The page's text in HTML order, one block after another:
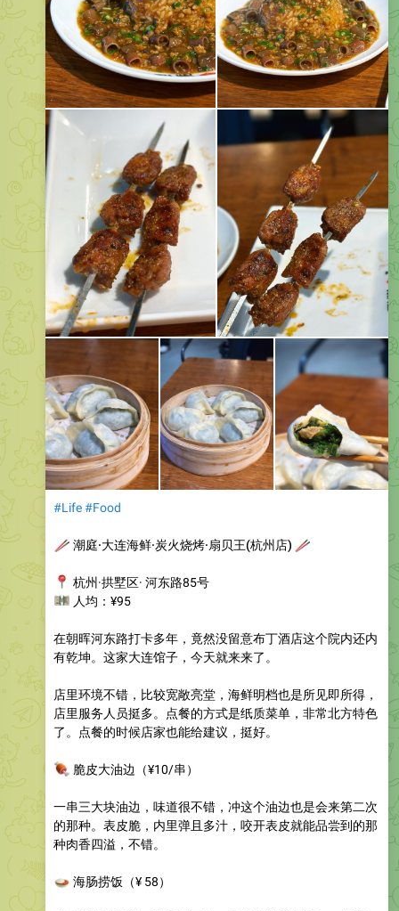
#Life#Food
潮庭·大连海鲜·炭火烧烤·扇贝王(杭州店)
🥢
杭州·拱墅区· 河东路85号
人均：¥95
在朝晖河东路打卡多年，竟然没留意布丁酒店这个院内还内
有乾坤。这家大连馆子，今天就来来了。
店里环境不错，比较宽敞亮堂，海鲜明档也是所见即所得，
店里服务人员挺多。点餐的方式是纸质菜单，非常北方特色
了。点餐的时候店家也能给建议，挺好。
脆皮大油边 （¥10/串）
一串三大块油边，味道很不错，冲这个油边也是会来第二次
的那种。表皮脆，内里弹且多汁，咬开表皮就能品尝到的那
种肉香四溢，不错。
海肠捞饭 （¥ 58）